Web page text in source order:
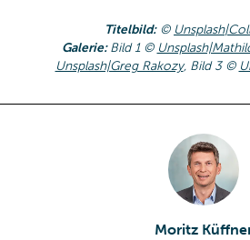
Titelbild:©
Galerie:Bild 1 ©
Unsplash|Greg Rakozy, Bild 3 ©
Moritz